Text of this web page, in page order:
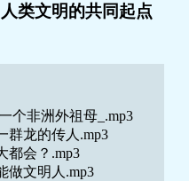
类文明的共同起点
个非洲外祖母_.mp3
群龙的传人.mp3
都会？.mp3
做文明人.mp3